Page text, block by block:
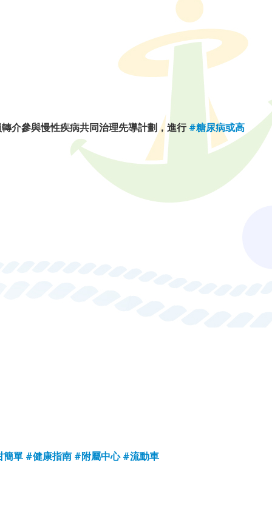
介參與慢性疾病共同治理先導計劃，進行#糖尿病或高
簡單 #健康指南 #附屬中心 #流動車